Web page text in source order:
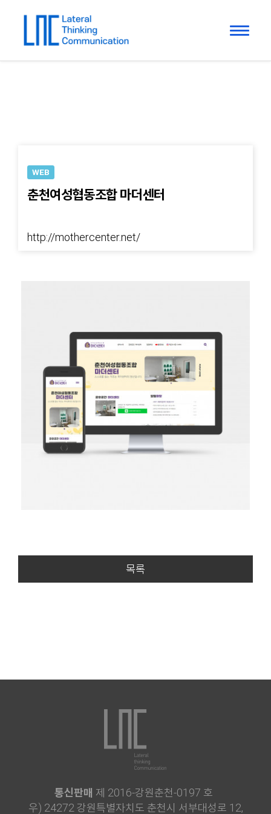
WEB
춘천여성협동조합 마더센터
http://mothercenter.net/
목록
통신판매 제 2016-강원춘천-0197 호
우) 24272 강원특별자치도 춘천시 서부대성로 12,